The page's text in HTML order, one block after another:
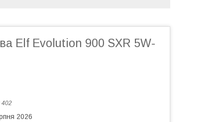
Elf Evolution 900 SXR 5W-
402
2026